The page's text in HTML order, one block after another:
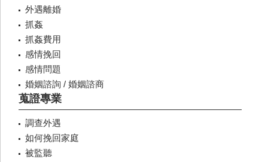
外遇離婚
抓姦
抓姦費用
感情挽回
感情問題
婚姻諮詢 / 婚姻諮商
蒐證專業
調查外遇
如何挽回家庭
被監聽